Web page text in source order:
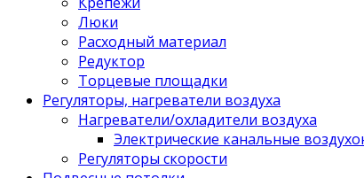
Люки
Расходный материал
Редуктор
Торцевые площадки
Регуляторы, нагреватели воздуха
Нагреватели/охладители воздуха
Электрические канальные
Регуляторы скорости